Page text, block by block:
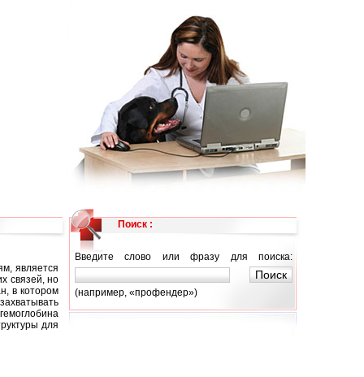
является
связей, но
в котором
для
Поиск :
Введите слово или фразу для поиска:
(например, «профендер»)